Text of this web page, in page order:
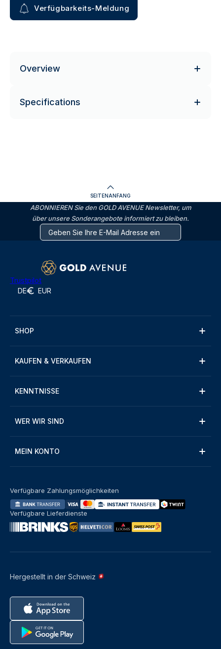
Verfügbarkeits-Meldung
Overview
Specifications
SEITENANFANG
ABONNIEREN Sie den GOLD AVENUE Newsletter, um
über unsere Sonderangebote informiert zu bleiben.
Trustpilot
DE EUR
SHOP
KAUFEN & VERKAUFEN
KENNTNISSE
WER WIR SIND
MEIN KONTO
Hergestellt in der Schweiz
Verfügbare Zahlungsmöglichkeiten
Verfügbare Lieferdienste